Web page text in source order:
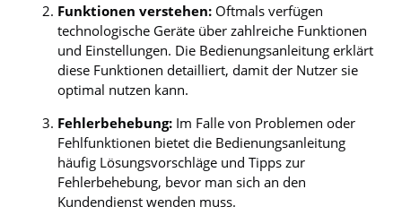
Funktionen verstehen: Oftmals verfügen
technologische Geräte über zahlreiche Funktionen
und Einstellungen. Die Bedienungsanleitung erklärt
diese Funktionen detailliert, damit der Nutzer sie
optimal nutzen kann.
Fehlerbehebung: Im Falle von Problemen oder
Fehlfunktionen bietet die Bedienungsanleitung
häufig Lösungsvorschläge und Tipps zur
Fehlerbehebung, bevor man sich an den
Kundendienst wenden muss.